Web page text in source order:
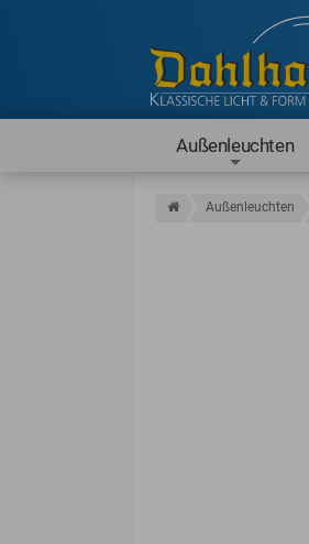
Außenleuchten
Außenleuchten